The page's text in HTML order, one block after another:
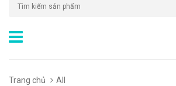
Trang chủ
All